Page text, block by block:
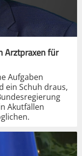
Arztpraxen für
Aufgaben
ein Schuh draus,
Akutfällen